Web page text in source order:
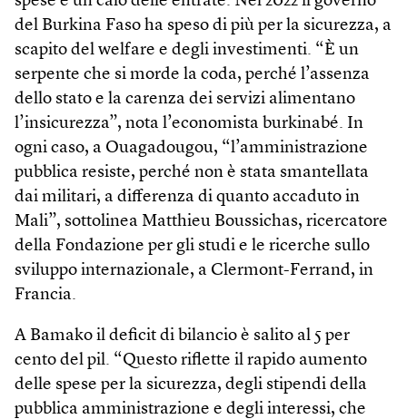
del Burkina Faso ha speso di più per la sicurezza, a
scapito del welfare e degli investimenti. “È un
serpente che si morde la coda, perché l’assenza
dello stato e la carenza dei servizi alimentano
l’insicurezza”, nota l’economista burkinabé. In
ogni caso, a Ouagadougou, “l’amministrazione
pubblica resiste, perché non è stata smantellata
dai militari, a differenza di quanto accaduto in
Mali”, sottolinea Matthieu Boussichas, ricercatore
della Fondazione per gli studi e le ricerche sullo
sviluppo internazionale, a Clermont-Ferrand, in
Francia.
A Bamako il deficit di bilancio è salito al 5 per
cento del pil. “Questo riflette il rapido aumento
delle spese per la sicurezza, degli stipendi della
pubblica amministrazione e degli interessi, che